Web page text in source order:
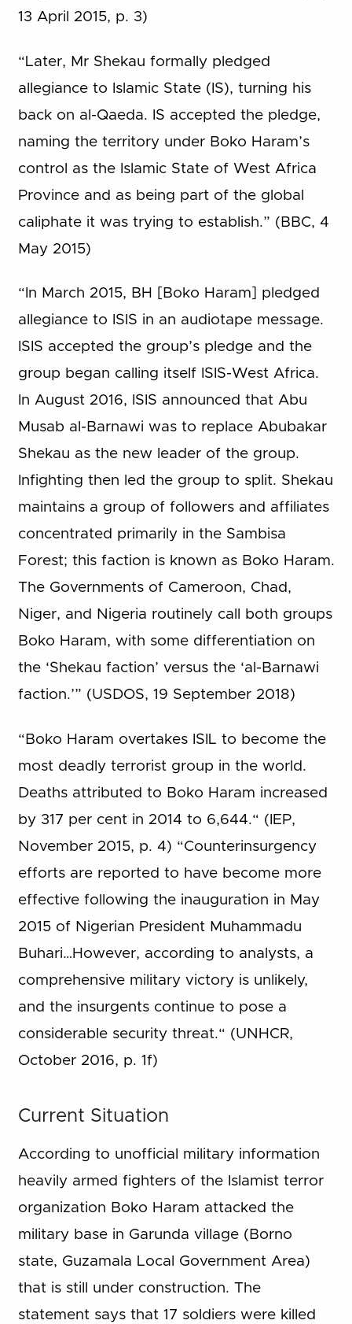
13 April 2015, p. 3)
“Later, Mr Shekau formally pledged
allegiance to Islamic State (IS), turning his
back on al-Qaeda. IS accepted the pledge,
naming the territory under Boko Haram’s
control as the Islamic State of West Africa
Province and as being part of the global
caliphate it was trying to establish.” (BBC, 4
May 2015)
“In March 2015, BH [Boko Haram] pledged
allegiance to ISIS in an audiotape message.
ISIS accepted the group’s pledge and the
group began calling itself ISIS-West Africa.
In August 2016, ISIS announced that Abu
Musab al-Barnawi was to replace Abubakar
Shekau as the new leader of the group.
Infighting then led the group to split. Shekau
maintains a group of followers and affiliates
concentrated primarily in the Sambisa
Forest; this faction is known as Boko Haram.
The Governments of Cameroon, Chad,
Niger, and Nigeria routinely call both groups
Boko Haram, with some differentiation on
the ‘Shekau faction’ versus the ‘al-Barnawi
faction.’” (USDOS, 19 September 2018)
“Boko Haram overtakes ISIL to become the
most deadly terrorist group in the world.
Deaths attributed to Boko Haram increased
by 317 per cent in 2014 to 6,644.“ (IEP,
November 2015, p. 4) “Counterinsurgency
efforts are reported to have become more
effective following the inauguration in May
2015 of Nigerian President Muhammadu
Buhari…However, according to analysts, a
comprehensive military victory is unlikely,
and the insurgents continue to pose a
considerable security threat.“ (UNHCR,
October 2016, p. 1f)
Current Situation
According to unofficial military information
heavily armed fighters of the Islamist terror
organization Boko Haram attacked the
military base in Garunda village (Borno
state, Guzamala Local Government Area)
that is still under construction. The
statement says that 17 soldiers were killed